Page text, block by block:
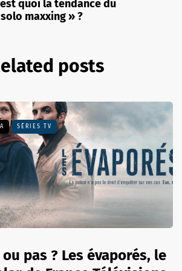
quoi la tendance du
maxxing » ?
posts
SÉRIES TV
pas ? Les évaporés, le